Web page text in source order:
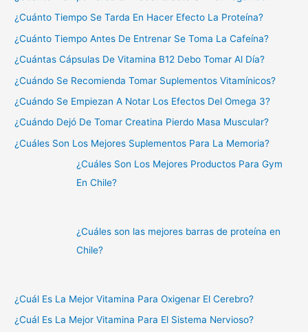
¿Cuánto Tiempo Se Tarda En Hacer Efecto La Proteína?
¿Cuánto Tiempo Antes De Entrenar Se Toma La Cafeína?
¿Cuántas Cápsulas De Vitamina B12 Debo Tomar Al Día?
¿Cuándo Se Recomienda Tomar Suplementos Vitamínicos?
¿Cuándo Se Empiezan A Notar Los Efectos Del Omega 3?
¿Cuándo Dejó De Tomar Creatina Pierdo Masa Muscular?
¿Cuáles Son Los Mejores Suplementos Para La Memoria?
¿Cuáles Son Los Mejores Productos Para Gym
En Chile?
¿Cuáles son las mejores barras de proteína en
Chile?
¿Cuál Es La Mejor Vitamina Para Oxigenar El Cerebro?
¿Cuál Es La Mejor Vitamina Para El Sistema Nervioso?